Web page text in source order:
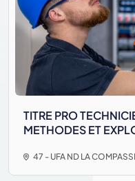
TITRE PRO
METHODES ET
47 - UFA ND LA